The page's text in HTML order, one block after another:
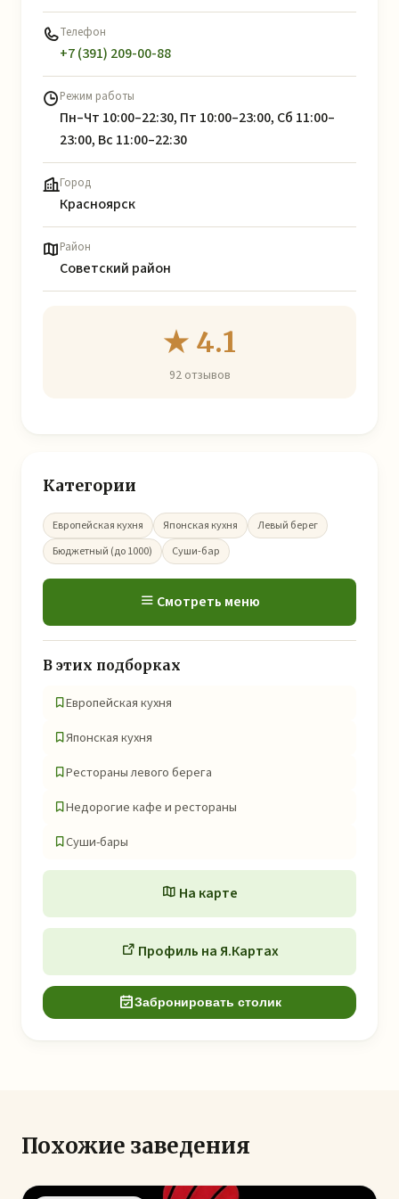
Телефон
+7 (391) 209-00-88
Режим работы
Пн–Чт 10:00–22:30, Пт 10:00–23:00, Сб 11:00–
23:00, Вс 11:00–22:30
Город
Красноярск
Район
Советский район
★ 4.1
92 отзывов
Категории
Европейская кухня Японская кухня
Левый берег
Бюджетный (до 1000)
Суши-бар
Смотреть меню
В этих подборках
Европейская кухня
Японская кухня
Рестораны левого берега
Недорогие кафе и рестораны
Суши-бары
На карте
Профиль на Я.Картах
Забронировать столик
Похожие заведения